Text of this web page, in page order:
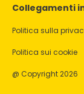
Collegamenti
Politica sulla
Politica sui cookie
@ Copyright 2026